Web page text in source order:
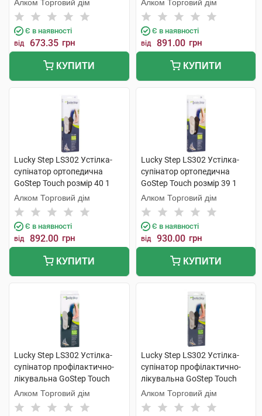
Алком Торговий дім
Є в наявності
від 673.35 грн
КУПИТИ
Алком Торговий дім
Є в наявності
від 891.00 грн
КУПИТИ
Lucky Step LS302 Устілка-
супінатор ортопедична
GoStep Touch розмір 40 1
пара
Алком Торговий дім
Є в наявності
від 892.00 грн
КУПИТИ
Lucky Step LS302 Устілка-
супінатор ортопедична
GoStep Touch розмір 39 1
пара
Алком Торговий дім
Є в наявності
від 930.00 грн
КУПИТИ
Lucky Step LS302 Устілка-
супінатор профілактично-
лікувальна GoStep Touch
розмір 35 1 пара
Алком Торговий дім
Lucky Step LS302 Устілка-
супінатор профілактично-
лікувальна GoStep Touch
розмір 36 1 пара
Алком Торговий дім